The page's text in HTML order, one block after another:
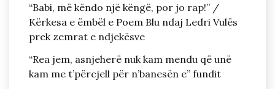
“Babi, më këndo një këngë, por jo rap!” /
Kërkesa e ëmbël e Poem Blu ndaj Ledri Vulës
prek zemrat e ndjekësve
“Rea jem, asnjeherë nuk kam mendu që unë
kam me t’përcjell për n’banesën e” fundit